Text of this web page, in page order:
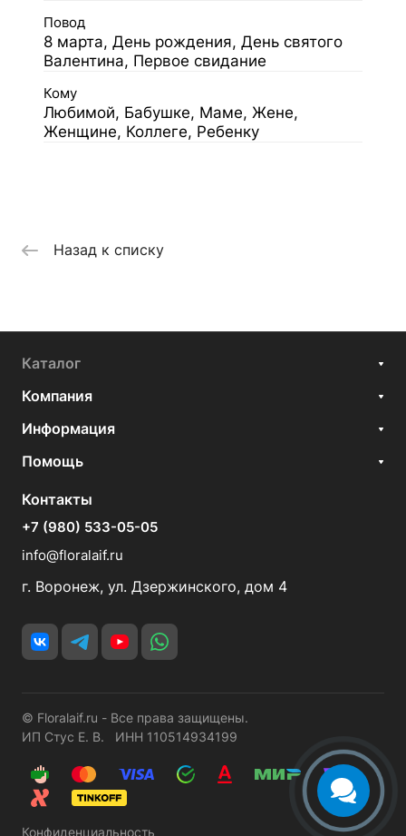
Повод
8 марта, День рождения, День святого
Валентина, Первое свидание
Кому
Любимой, Бабушке, Маме, Жене,
Женщине, Коллеге, Ребенку
Назад к списку
Каталог
Компания
Информация
Помощь
Контакты
+7 (980) 533-05-05
info@floralaif.ru
г. Воронеж, ул. Дзержинского, дом 4
© Floralaif.ru - Все права защищены.
ИП Стус Е. В. ИНН 110514934199
Конфиденциальность